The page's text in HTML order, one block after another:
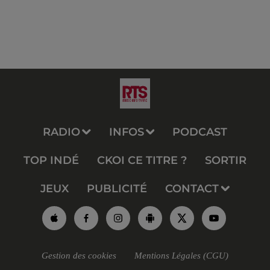
RADIO INFOS PODCAST
TOP INDÉ CKOI CE TITRE ? SORTIR
JEUX PUBLICITÉ CONTACT
Gestion des cookies Mentions Légales (CGU)